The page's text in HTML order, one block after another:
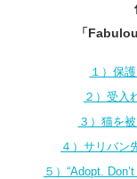
「
１）保
２）受入
３）猫を
４）サリバン
５）“Adopt.